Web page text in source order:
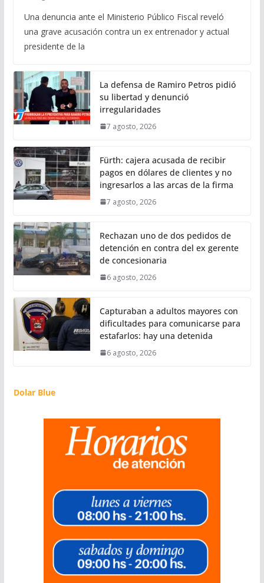
Una denuncia ante el Ministerio Público Fiscal reveló
una grave acusación contra un ex entrenador y actual
presidente de la
La defensa de Ramiro Petros pidió
su libertad y denunció
irregularidades
7 agosto, 2026
Fürth: cajera acusada de recibir
pagos en dólares de clientes y no
ingresarlos a las arcas de la firma
7 agosto, 2026
Rechazan uno de dos pedidos de
detención en contra del ex gerente
de concesionaria
6 agosto, 2026
Capturaban a adultos mayores con
dificultades para comunicarse para
estafarlos: hay una detenida
6 agosto, 2026
Dolar Blue